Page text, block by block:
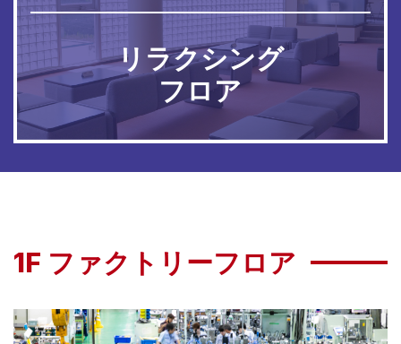
リラクシング
フロア
1F ファクトリーフロア